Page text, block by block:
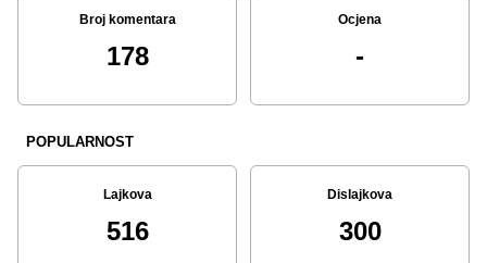
Broj komentara
178
Ocjena
-
POPULARNOST
Lajkova
516
Dislajkova
300